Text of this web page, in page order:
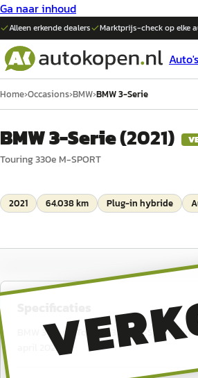
Ga naar inhoud
Alleen erkende dealers Marktprijs-check op elke
Auto's
Home›Occasions›BMW›BMW 3-Serie
BMW 3-Serie(2021)
Touring 330e M-SPORT
2021 64.038 km Plug-in hybride
BMW 3-Serie Touring 330e M-SPORT
april 2028.